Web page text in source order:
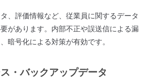
、評価情報など、従業員に関するデータ
があります。内部不正や誤送信による漏
暗号化による対策が有効です。
・バックアップデータ